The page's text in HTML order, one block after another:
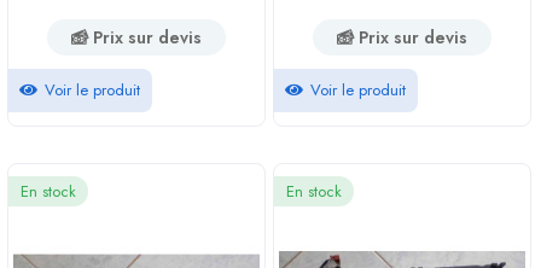
Prix sur devis
Voir le produit
Prix sur devis
Voir le produit
En stock En stock